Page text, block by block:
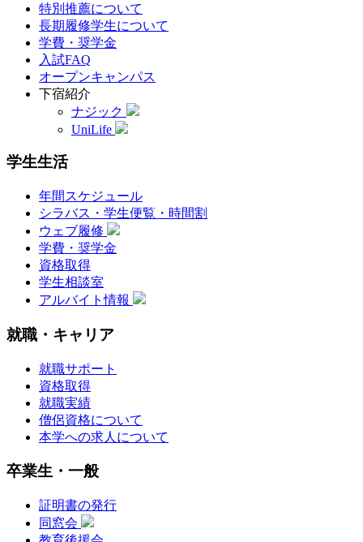
特別推薦について
長期履修学生について
学費・奨学金
入試FAQ
オープンキャンパス
下宿紹介
ナジック
UniLife
学生生活
年間スケジュール
シラバス・学生便覧・時間割
ウェブ履修
学費・奨学金
資格取得
学生相談室
アルバイト情報
就職・キャリア
就職サポート
資格取得
就職実績
僧侶資格について
本学への求人について
卒業生・一般
証明書の発行
同窓会